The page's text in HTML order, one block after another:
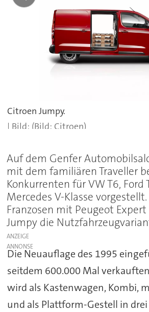
Citroen Jumpy.
(Bild: Citroen)
Auf dem Genfer
mit dem familiären Traveller
Konkurrenten für VW T6, Ford
Mercedes V-Klasse
Franzosen mit Peugeot
Jumpy die
ANZEIGE
Die Neuauflage des 1995
seitdem 600.000 Mal
wird als Kastenwagen, Kombi,
und als Plattform-Gestell in drei